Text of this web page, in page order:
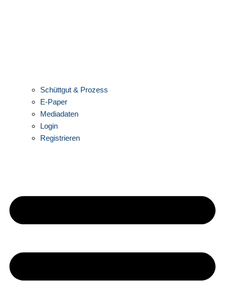
Schüttgut & Prozess
E-Paper
Mediadaten
Login
Registrieren